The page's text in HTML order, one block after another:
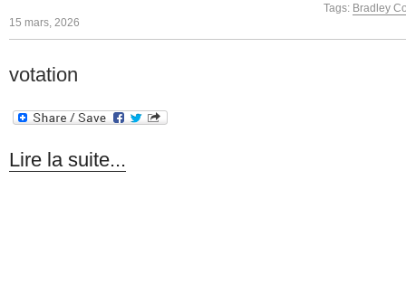
Tags: Bradley
15 mars, 2026
votation
Lire la suite...